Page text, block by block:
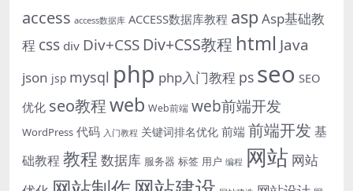
access access数据库 ACCESS数据库教程 asp Asp基础教
程 css div Div+CSS Div+CSS教程 html Java
json jsp mysql php php入门教程 ps seo SEO
优化 seo教程web Web前端 web前端开发
WordPress 代码 入门教程 关键词排名优化 前端 前端开发 基
础教程 教程 数据库 服务器 标签 用户 编程 网站 网站